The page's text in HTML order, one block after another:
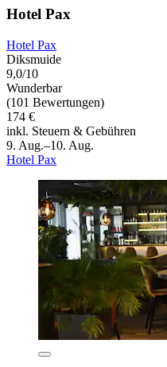
Hotel Pax
Hotel Pax
Diksmuide
9,0/10
Wunderbar
(101 Bewertungen)
174 €
inkl. Steuern & Gebühren
9. Aug.–10. Aug.
Hotel Pax